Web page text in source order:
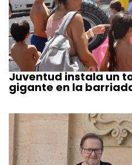
Juventud instala un
gigante en la